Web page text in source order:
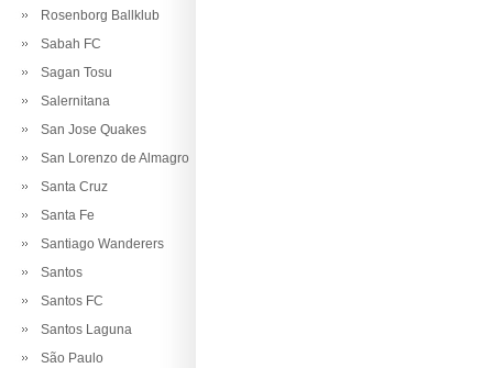
Rosenborg Ballklub
Sabah FC
Sagan Tosu
Salernitana
San Jose Quakes
San Lorenzo de Almagro
Santa Cruz
Santa Fe
Santiago Wanderers
Santos
Santos FC
Santos Laguna
São Paulo